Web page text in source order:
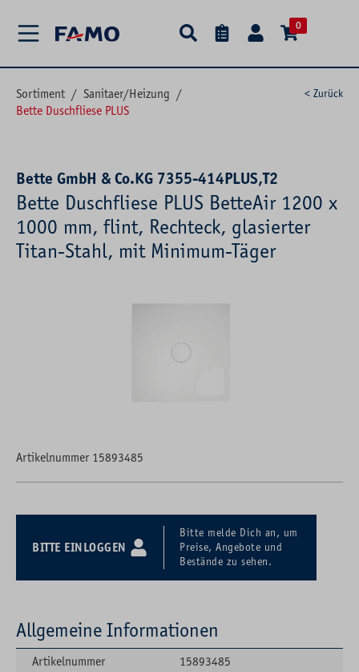
0
Sortiment / Sanitaer/Heizung /
Bette Duschfliese PLUS
< Zurück
Bette GmbH & Co.KG 7355-414PLUS,T2
Bette Duschfliese PLUS BetteAir 1200 x
1000 mm, flint, Rechteck, glasierter
Titan-Stahl, mit Minimum-Täger
Artikelnummer 15893485
BITTE EINLOGGEN
Bitte melde Dich an, um
Preise, Angebote und
Bestände zu sehen.
Allgemeine Informationen
Artikelnummer
15893485